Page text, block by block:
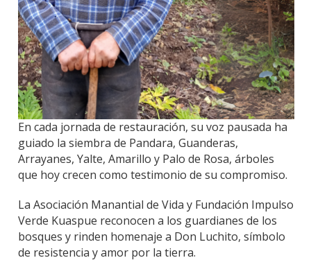
En cada jornada de restauración, su voz pausada ha
guiado la siembra de Pandara, Guanderas,
Arrayanes, Yalte, Amarillo y Palo de Rosa, árboles
que hoy crecen como testimonio de su compromiso.
La Asociación Manantial de Vida y Fundación Impulso
Verde Kuaspue reconocen a los guardianes de los
bosques y rinden homenaje a Don Luchito, símbolo
de resistencia y amor por la tierra.